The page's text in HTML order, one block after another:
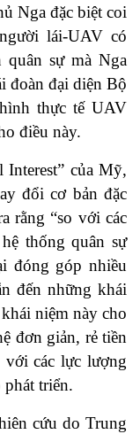
Nga đặc biệt coi
lái-UAV có
quân sự mà Nga
đoàn đại diện Bộ
thực tế UAV
điều này.
của Mỹ,
đổi cơ bản đặc
rằng “so với các
thống quân sự
đóng góp nhiều
đến những khái
niệm này cho
đơn giản, rẻ tiền
với các lực lượng
triển.
cứu do Trung